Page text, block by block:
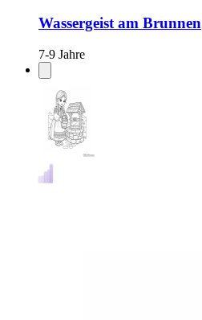
Wassergeist am Brunnen
7-9 Jahre